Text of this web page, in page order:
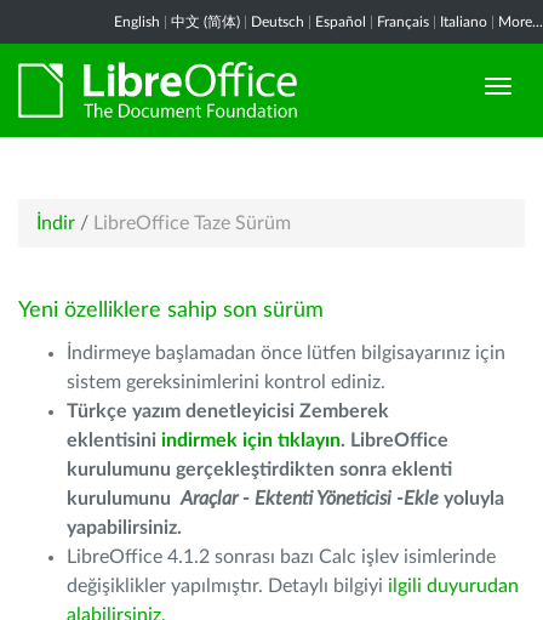
English 中文 (简体) Deutsch Español Français Italiano More...
İndir / LibreOffice Taze Sürüm
Yeni özelliklere sahip son sürüm
İndirmeye başlamadan önce lütfen bilgisayarınız için
sistem gereksinimlerini kontrol ediniz.
Türkçe yazım denetleyicisi Zemberek
eklentisini indirmek için tıklayın. LibreOffice
kurulumunu gerçekleştirdikten sonra eklenti
kurulumunu Araçlar - Ektenti Yöneticisi -Ekle yoluyla
yapabilirsiniz.
LibreOffice 4.1.2 sonrası bazı Calc işlev isimlerinde
değişiklikler yapılmıştır. Detaylı bilgiyi ilgili duyurudan
alabilirsiniz.